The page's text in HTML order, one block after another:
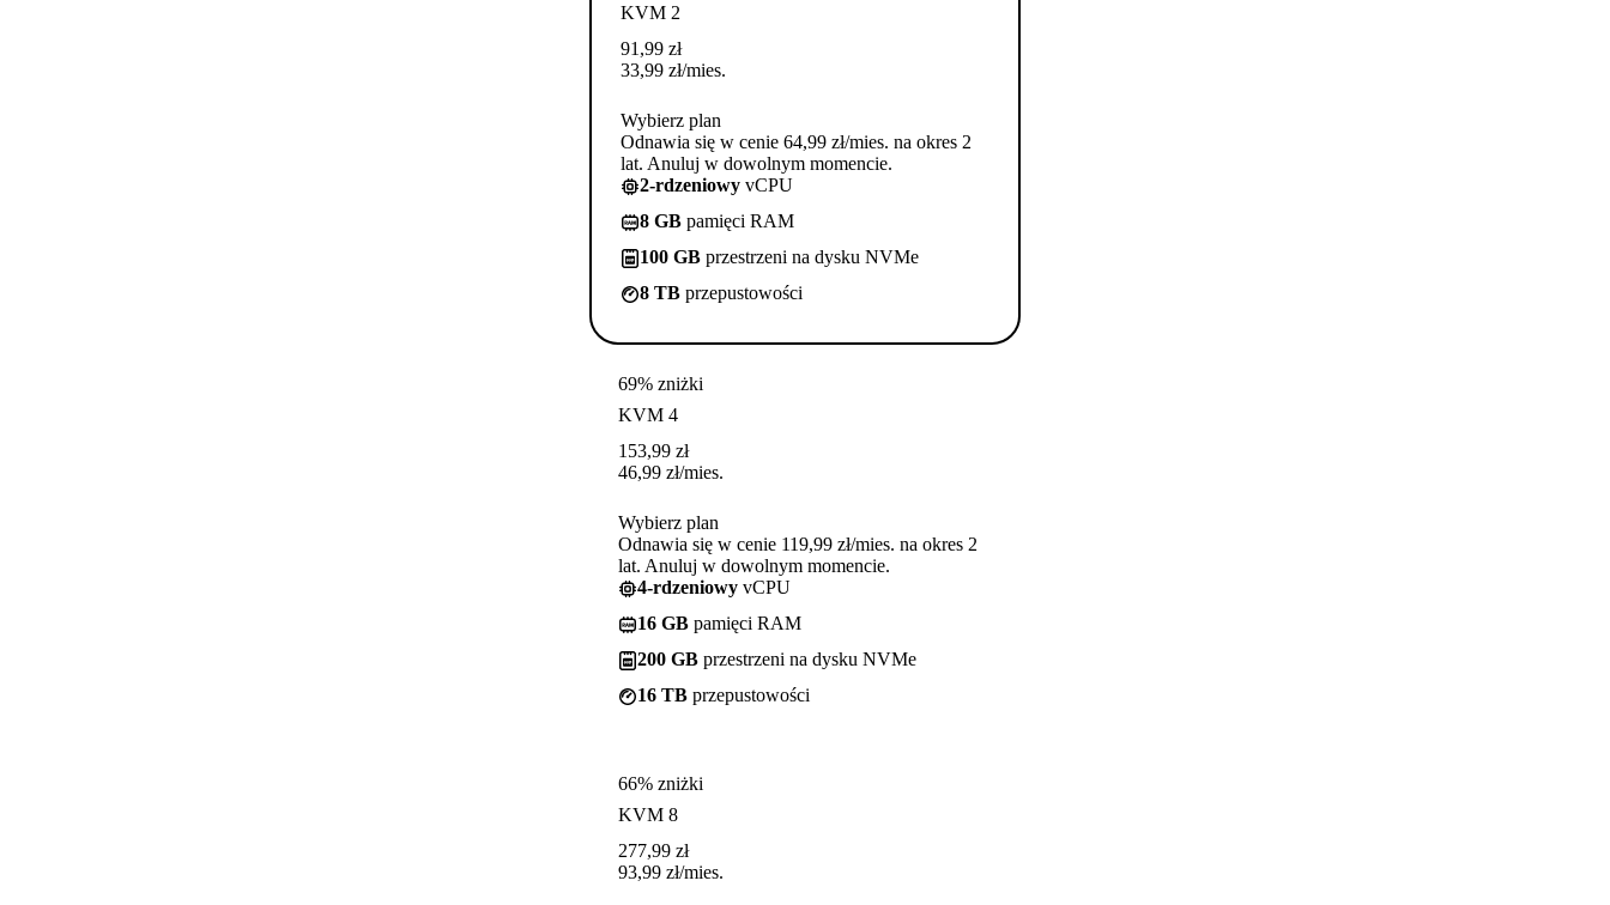
KVM 2
91,99 zł
33,99 zł/mies.
Wybierz plan
Odnawia się w cenie 64,99 zł/mies. na okres 2
lat. Anuluj w dowolnym momencie.
2-rdzeniowy vCPU
8 GB pamięci RAM
100 GB przestrzeni na dysku NVMe
8 TB przepustowości
69% zniżki
KVM 4
153,99 zł
46,99 zł/mies.
Wybierz plan
Odnawia się w cenie 119,99 zł/mies. na okres 2
lat. Anuluj w dowolnym momencie.
4-rdzeniowy vCPU
16 GB pamięci RAM
200 GB przestrzeni na dysku NVMe
16 TB przepustowości
66% zniżki
KVM 8
277,99 zł
93,99 zł/mies.